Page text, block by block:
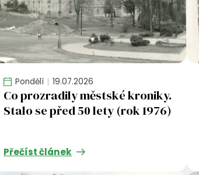
Pondělí 19.07.2026
Co prozradily městské kroniky.
Stalo se před 50 lety (rok 1976)
Přečíst článek